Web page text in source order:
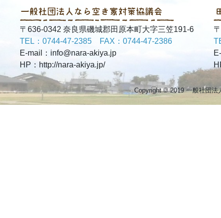
〒636-0342 奈良県磯城郡田原本町大字三笠191-6
TEL：0744-47-2385 FAX：0744-47-2386
E-mail：info@nara-akiya.jp
HP：http://nara-akiya.jp/
Copyright © 2019 一般社団法